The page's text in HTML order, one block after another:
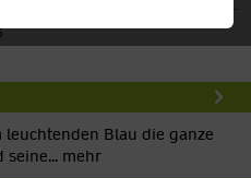
leuchtenden Blau die ganze
seine... mehr